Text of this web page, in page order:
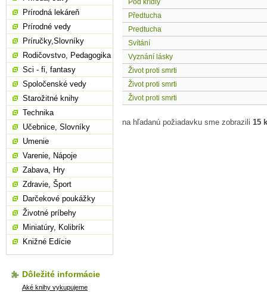
Pod křídly
Předtucha
Predtucha
Svítání
Vyznání lásky
Život proti smrti
Život proti smrti
Život proti smrti
na hľadanú požiadavku sme zobrazili 15
Prírodná lekáreň
Prírodné vedy
Príručky,Slovníky
Rodičovstvo, Pedagogika
Sci - fi, fantasy
Spoločenské vedy
Starožitné knihy
Technika
Učebnice, Slovníky
Umenie
Varenie, Nápoje
Zabava, Hry
Zdravie, Šport
Darčekové poukážky
Životné príbehy
Miniatúry, Kolibrík
Knižné Edície
Dôležité informácie
Aké knihy vykupujeme